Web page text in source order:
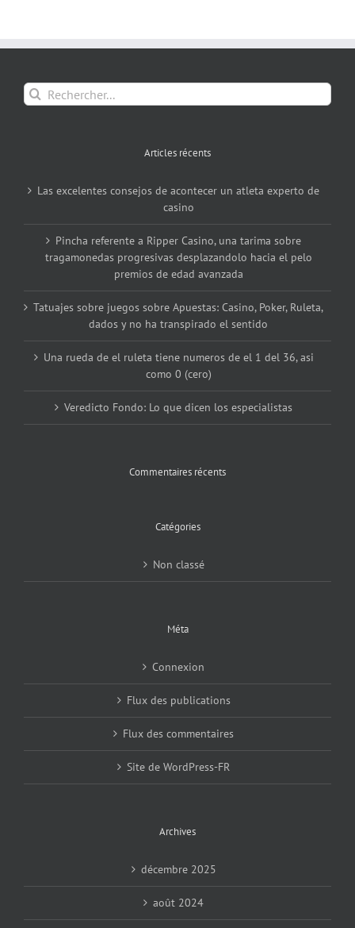
Rechercher:
Articles récents
Las excelentes consejos de acontecer un atleta experto de
casino
Pincha referente a Ripper Casino, una tarima sobre
tragamonedas progresivas desplazandolo hacia el pelo
premios de edad avanzada
Tatuajes sobre juegos sobre Apuestas: Casino, Poker, Ruleta,
dados y no ha transpirado el sentido
Una rueda de el ruleta tiene numeros de el 1 del 36, asi
como 0 (cero)
Veredicto Fondo: Lo que dicen los especialistas
Commentaires récents
Catégories
Non classé
Méta
Connexion
Flux des publications
Flux des commentaires
Site de WordPress-FR
Archives
décembre 2025
août 2024